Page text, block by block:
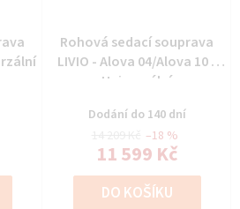
Rohová sedací souprava
LIVIO - Alova 04/Alova 10 -
Univerzální
Dodání do 140 dní
11 599 Kč
–18 %
DO KOŠÍKU